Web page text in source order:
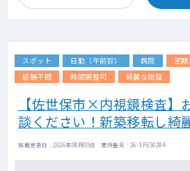
スポット 日勤（午前診） 病院
定
経験不問
時間調整可 綺麗な施設
【佐世保市×内視鏡検査】
談ください！新築移転し綺
掲載更新日 : 2026年08月05日 案件番号 : 26-SF650284